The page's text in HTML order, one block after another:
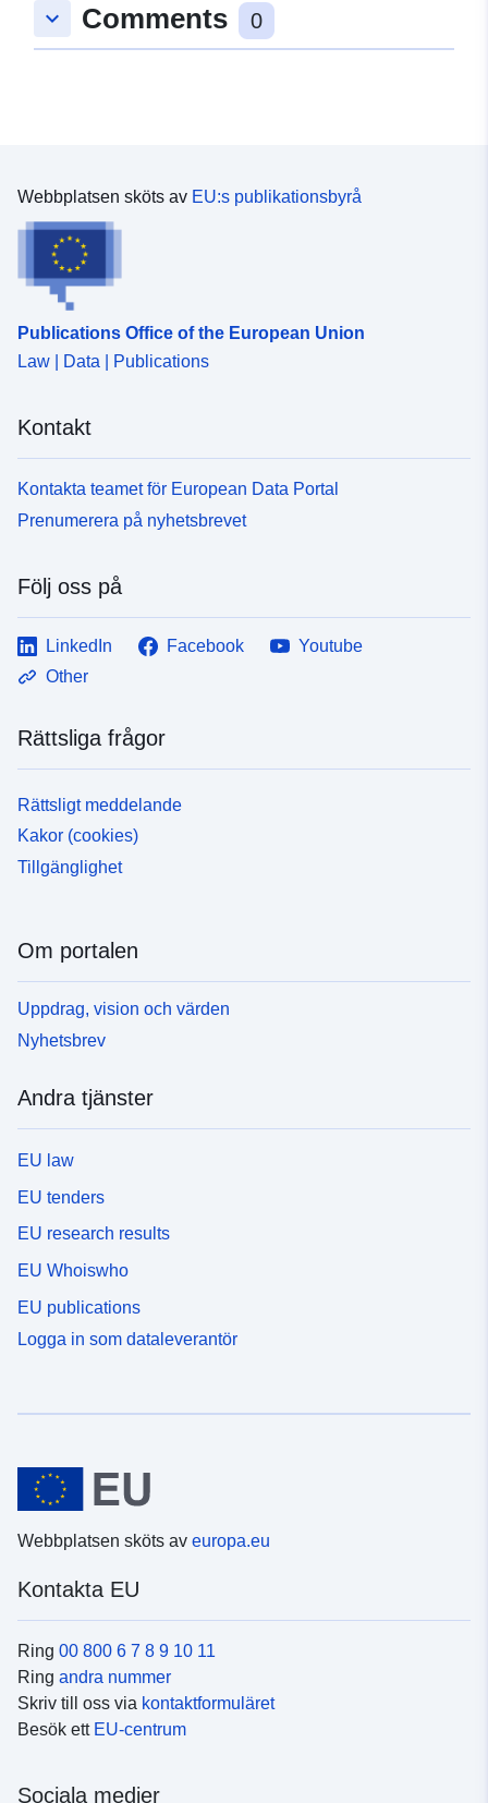
keyboard_arrow_down Comments 0
Webbplatsen sköts av EU:s publikationsbyrå
Publications Office of the European Union
Law | Data | Publications
Kontakt
Kontakta teamet för European Data Portal
Prenumerera på nyhetsbrevet
Följ oss på
LinkedIn Facebook
Youtube
Other
Rättsliga frågor
Rättsligt meddelande
Kakor (cookies)
Tillgänglighet
Om portalen
Uppdrag, vision och värden
Nyhetsbrev
Andra tjänster
EU law
EU tenders
EU research results
EU Whoiswho
EU publications
Logga in som dataleverantör
Webbplatsen sköts av europa.eu
Kontakta EU
Ring 00 800 6 7 8 9 10 11
Ring andra nummer
Skriv till oss via kontaktformuläret
Besök ett EU-centrum
Sociala medier